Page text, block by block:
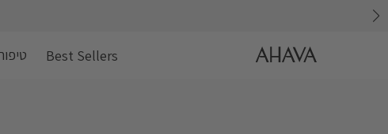
לדלג
Best Sellers